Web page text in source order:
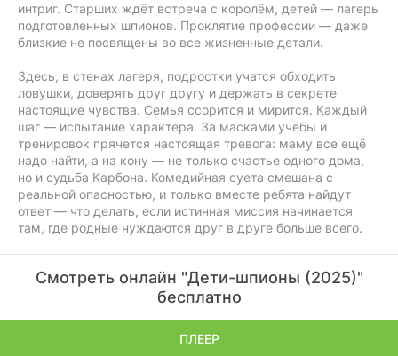
интриг. Старших ждёт встреча с королём, детей — лагерь
подготовленных шпионов. Проклятие профессии — даже
близкие не посвящены во все жизненные детали.
Здесь, в стенах лагеря, подростки учатся обходить
ловушки, доверять друг другу и держать в секрете
настоящие чувства. Семья ссорится и мирится. Каждый
шаг — испытание характера. За масками учёбы и
тренировок прячется настоящая тревога: маму все ещё
надо найти, а на кону — не только счастье одного дома,
но и судьба Карбона. Комедийная суета смешана с
реальной опасностью, и только вместе ребята найдут
ответ — что делать, если истинная миссия начинается
там, где родные нуждаются друг в друге больше всего.
Смотреть онлайн "Дети-шпионы (2025)"
бесплатно
ПЛЕЕР